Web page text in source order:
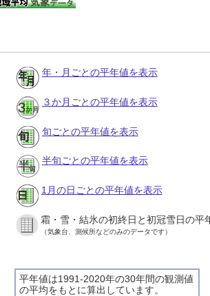
年・月ごとの平年値を表示
３か月ごとの平年値を表示
旬ごとの平年値を表示
半旬ごとの平年値を表示
1月の日ごとの平年値を表示
霜・雪・結氷の初終日と初冠雪日の平
（気象台、測候所などのみのデータです）
平年値は1991-2020年の30年間の観測値
の平均をもとに算出しています。